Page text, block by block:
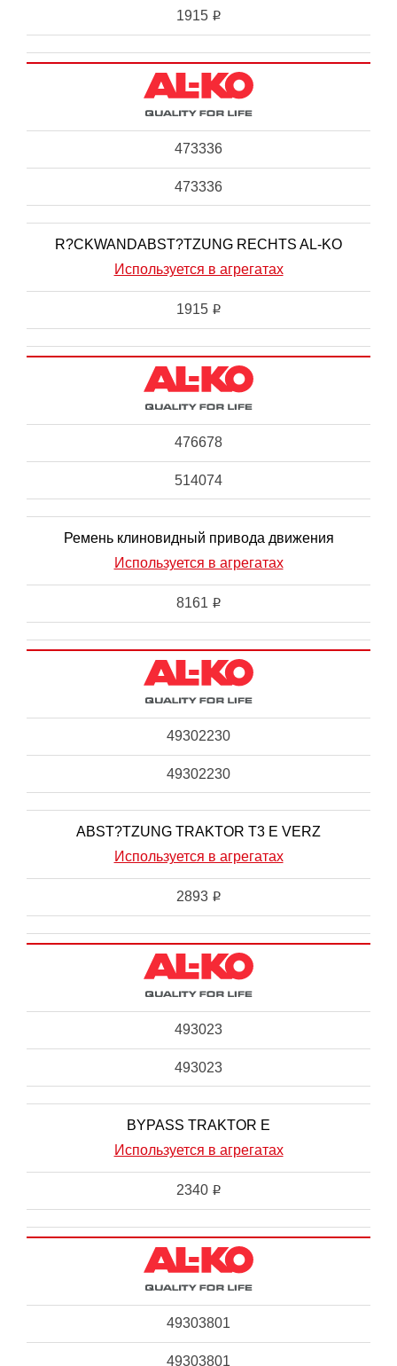
1915 i
473336
473336
R?CKWANDABST?TZUNG RECHTS AL-KO
Используется в агрегатах
1915 i
476678
514074
Ремень клиновидный привода движения
Используется в агрегатах
8161 i
49302230
49302230
ABST?TZUNG TRAKTOR T3 E VERZ
Используется в агрегатах
2893 i
493023
493023
BYPASS TRAKTOR E
Используется в агрегатах
2340 i
49303801
49303801